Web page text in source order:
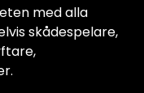
med alla
skådespelare,